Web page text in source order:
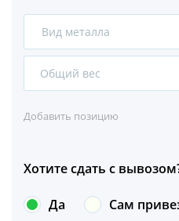
Вид металла
Сталь
Оцинковка
Добавить позицию
Хотите сдать с
Да Сам